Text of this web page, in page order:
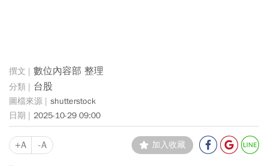
數位內容部 整理
台股
shutterstock
2025-10-29 09:00
+A -A 加入收藏